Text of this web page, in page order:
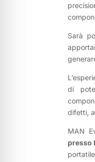
Sarà
di
difetti,
MAN
presso